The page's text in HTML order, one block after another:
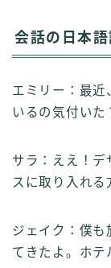
会話の日本語
エミリー：最近
いるの気付いた
サラ：ええ！デ
スに取り入れる
ジェイク：僕も
てきたよ。ホテ